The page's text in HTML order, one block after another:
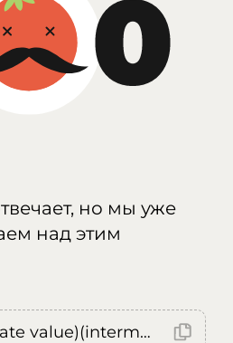
но мы уже
над этим
Error: (intermediate value)(intermediate value)(intermediate value).replaceAll is not a function